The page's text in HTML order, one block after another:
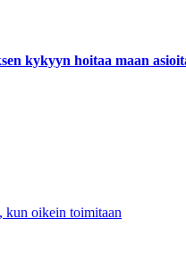
kykyyn hoitaa maan